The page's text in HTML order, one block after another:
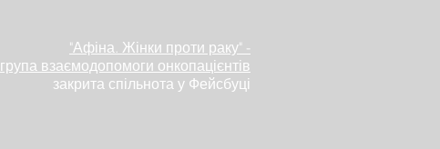
"Афіна. Жінки проти раку" -
група взаємодопомоги онкопацієнтів
закрита спільнота у Фейсбуці